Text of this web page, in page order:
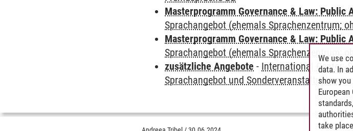
Masterprogramm Governance & Law: Public
Sprachangebot (ehemals Sprachenzentrum;
Masterprogramm Governance & Law: Public
Sprachangebot (ehemals Sprachenzentrum;
zusätzliche Angebote - International Center:
Sprachangebot und Sonderveranstaltungen
We use
data. In
show
take